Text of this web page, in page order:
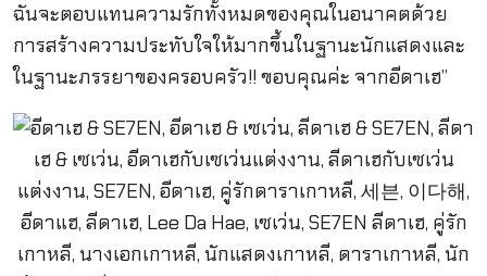
ฉันจะตอบแทนความรักทั้งหมดของคุณในอนาคตด้วย
การสร้างความประทับใจให้มากขึ้นในฐานะนักแสดงและ
ในฐานะภรรยาของครอบครัว!! ขอบคุณค่ะ จากอีดาเฮ”